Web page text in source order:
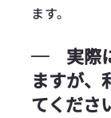
ます。
─ 実際
ますが、
てくださ